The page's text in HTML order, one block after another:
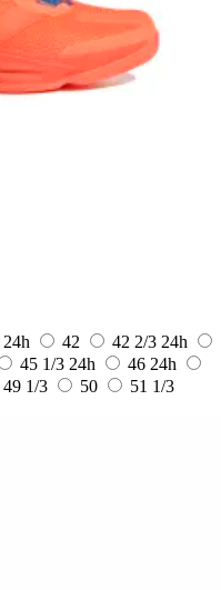
24h 42 42 2/3 24h
45 1/3 24h 46 24h
49 1/3 50
51 1/3